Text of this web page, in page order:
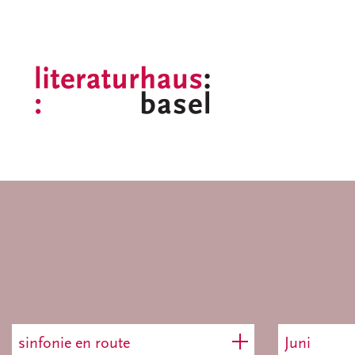
sinfonie en route Juni